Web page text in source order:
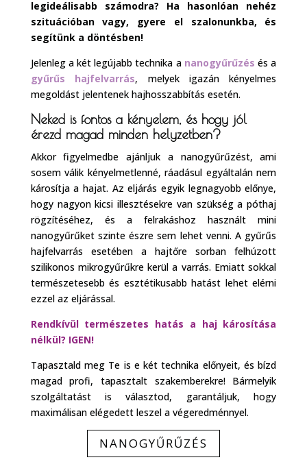
legideálisabb számodra? Ha hasonlóan nehéz
szituációban vagy, gyere el szalonunkba, és
segítünk a döntésben!
Jelenleg a két legújabb technika a nanogyűrűzés és a
gyűrűs hajfelvarrás, melyek igazán kényelmes
megoldást jelentenek hajhosszabbítás esetén.
Neked is fontos a kényelem, és hogy jól
érezd magad minden helyzetben?
Akkor figyelmedbe ajánljuk a nanogyűrűzést, ami
sosem válik kényelmetlenné, ráadásul egyáltalán nem
károsítja a hajat. Az eljárás egyik legnagyobb előnye,
hogy nagyon kicsi illesztésekre van szükség a póthaj
rögzítéséhez, és a felrakáshoz használt mini
nanogyűrűket szinte észre sem lehet venni. A gyűrűs
hajfelvarrás esetében a hajtőre sorban felhúzott
szilikonos mikrogyűrűkre kerül a varrás. Emiatt sokkal
természetesebb és esztétikusabb hatást lehet elérni
ezzel az eljárással.
Rendkívül természetes hatás a haj károsítása
nélkül? IGEN!
Tapasztald meg Te is e két technika előnyeit, és bízd
magad profi, tapasztalt szakemberekre! Bármelyik
szolgáltatást is választod, garantáljuk, hogy
maximálisan elégedett leszel a végeredménnyel.
NANOGYŰRŰZÉS